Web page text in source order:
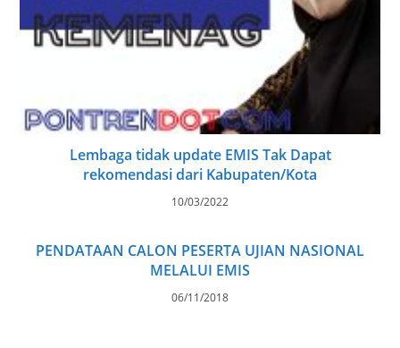
Lembaga tidak update EMIS Tak Dapat
rekomendasi dari Kabupaten/Kota
10/03/2022
PENDATAAN CALON PESERTA UJIAN NASIONAL
MELALUI EMIS
06/11/2018